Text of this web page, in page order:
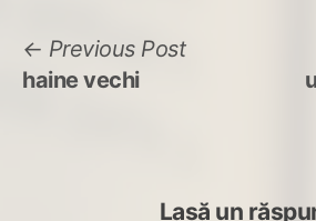
Navigare
în
Previous PostPrevious
haine vechi
Lasă un